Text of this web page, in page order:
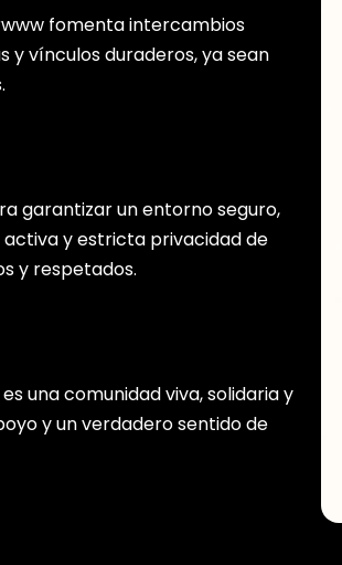
fomenta intercambios
y vínculos duraderos, ya sean
garantizar un entorno seguro,
y estricta privacidad de
y respetados.
una comunidad viva, solidaria y
y un verdadero sentido de